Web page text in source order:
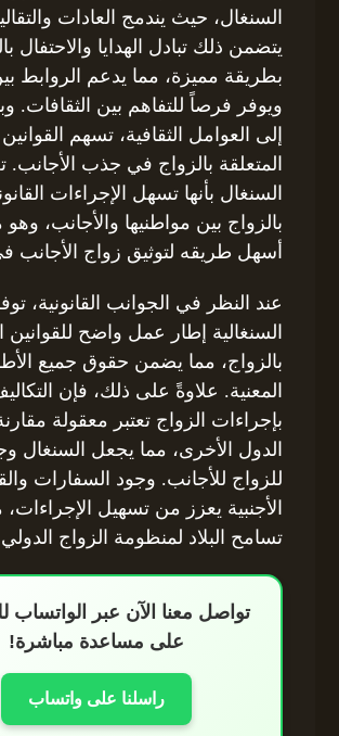
السنغال، حيث يندمج العادات
يتضمن ذلك تبادل الهدايا والاحتفال
بطريقة مميزة، مما يدعم الروابط
ويوفر فرصاً للتفاهم بين الثقافات.
إلى العوامل الثقافية، تسهم
المتعلقة بالزواج في جذب
السنغال بأنها تسهل الإجراءات
بالزواج بين مواطنيها والأجانب، وهو
أسهل طريقه لتوثيق زواج الأجانب
عند النظر في الجوانب القانونية،
السنغالية إطار عمل واضح للقوانين
بالزواج، مما يضمن حقوق جميع
المعنية. علاوةً على ذلك، فإن
بإجراءات الزواج تعتبر معقولة
الدول الأخرى، مما يجعل السنغال
للزواج للأجانب. وجود السفارات
الأجنبية يعزز من تسهيل
تسامح البلاد لمنظومة الزواج
تواصل معنا الآن عبر الواتساب
على مساعدة مباشرة!
راسلنا على واتساب